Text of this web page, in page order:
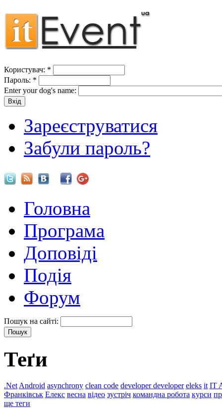
Користувач: *
Пароль: *
Enter your dog's name:
Зареєструватися
Забули пароль?
Головна
Програма
Доповіді
Подія
Форум
Пошук на сайті:
Теґи
.Net Android asynchrony clean code developer developer eleks it IT
Франківськ Елекс весна відео зустріч командна робота курси
ще теги